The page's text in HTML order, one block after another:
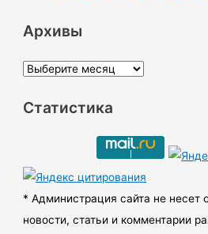
Архивы
А
х
ы
Статистика
* Администрация сайта не несет
новости, статьи и комментарии